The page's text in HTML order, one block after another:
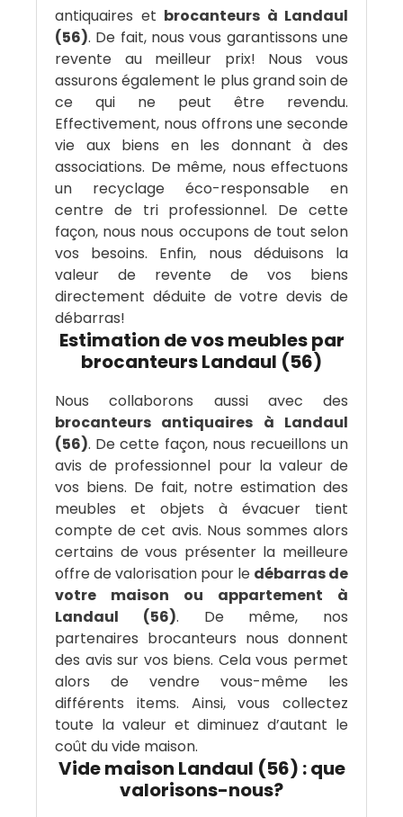
antiquaires et brocanteurs à Landaul
(56). De fait, nous vous garantissons une
revente au meilleur prix! Nous vous
assurons également le plus grand soin de
ce qui ne peut être revendu.
Effectivement, nous offrons une seconde
vie aux biens en les donnant à des
associations. De même, nous effectuons
un recyclage éco-responsable en
centre de tri professionnel. De cette
façon, nous nous occupons de tout selon
vos besoins. Enfin, nous déduisons la
valeur de revente de vos biens
directement déduite de votre devis de
débarras!
Estimation de vos meubles par
brocanteurs Landaul (56)
Nous collaborons aussi avec des
brocanteurs antiquaires à Landaul
(56). De cette façon, nous recueillons un
avis de professionnel pour la valeur de
vos biens. De fait, notre estimation des
meubles et objets à évacuer tient
compte de cet avis. Nous sommes alors
certains de vous présenter la meilleure
offre de valorisation pour le débarras de
votre maison ou appartement à
Landaul (56). De même, nos
partenaires brocanteurs nous donnent
des avis sur vos biens. Cela vous permet
alors de vendre vous-même les
différents items. Ainsi, vous collectez
toute la valeur et diminuez d’autant le
coût du vide maison.
Vide maison Landaul (56) : que
valorisons-nous?